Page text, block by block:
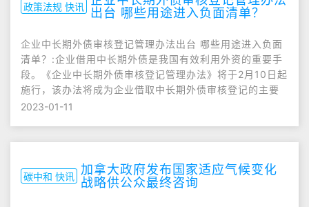
政策法规 快讯 出台 哪些用途进入负面清单？
企业中长期外债审核登记管理办法出台 哪些用途进入负面
清单？:企业借用中长期外债是我国有效利用外资的重要手
段。《企业中长期外债审核登记管理办法》将于2月10日起
施行，该办法将成为企业借取中长期外债审核登记的主要
2023-01-11
碳中和 快讯 加拿大政府发布国家适应气候变化
战略供公众最终咨询